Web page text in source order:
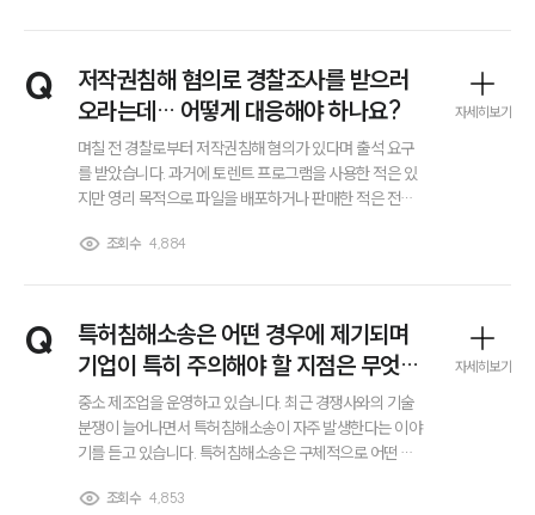
그룹소개
대륜의 강점
오시는 길
글로벌 파트너 로펌
고객의 소리
통합검색
AI대륜
주요 업무사례
사례분석/최신동향
법률정보
법률지식인
고객후기
하고도 유사한 방식으로 기능을 구현했다고 주장하고 있고
특허법상 간접침해에 해당할 수 있다는 주장도 함께 제기
하고 있습니다. 저희 입장에서는 특정 특허를 모방하거나
참고한 사실이 없고 내부 기획과 개선 과정을 거쳐 자체적
으로 기능을 개발해 왔습니다. 서비스 운영을 중단하지 않
으면서 방어 전략을 어떻게 세워야 하는지 특허분쟁 대응
방법을 구체적으로 알고 싶습니다.
Q
저작권침해 혐의로 경찰조사를 받으러
오라는데… 어떻게 대응해야 하나요?
며칠 전 경찰로부터 저작권침해 혐의가 있다며 출석 요구
를 받았습니다. 과거에 토렌트 프로그램을 사용한 적은 있
지만 영리 목적으로 파일을 배포하거나 판매한 적은 전혀
에서 어떤 점을 중점적으로 물어볼지, 제가 어떤 말을 해야
어질까 걱정도 되는데 저작권침해 혐의로 경찰조사를 받게
된 경우 조사 전에 반드시 준비해야 할 사항이 있는지, 변호
사의 도움을 받아야 하는 상황인지 알고 싶습니다.
조회수 4,884
자세히보기
Q
특허침해소송은 어떤 경우에 제기되며
기업이 특히 주의해야 할 지점은 무엇인
가요?
중소 제조업을 운영하고 있습니다. 최근 경쟁사와의 기술
분쟁이 늘어나면서 특허침해소송이 자주 발생한다는 이야
기를 듣고 있습니다. 특허침해소송은 구체적으로 어떤 경
로도 문제가 될 수 있는지 궁금합니다. 또한 실제 소송으로
조회수 4,853
자세히보기